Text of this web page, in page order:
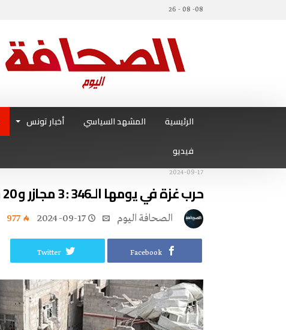
08- 08 - 26
الرئيسية المشهد السياسي أخبار تونس
فيديو
2024-09-17
حرب غزة في يومها الـ346 : 3 مجازر و 20 شهيدا في الـ24 ساعة الأخيرة
2024-09-17
977
Facebook
Twitter